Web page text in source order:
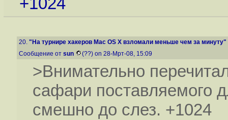
20. "На турнире хакеров Mac OS X взломали меньше чем за минуту"
Сообщение от sun (??) on 28-Мрт-08, 15:09
>Внимательно
сафари поставляемого
смешно до слез. +1024